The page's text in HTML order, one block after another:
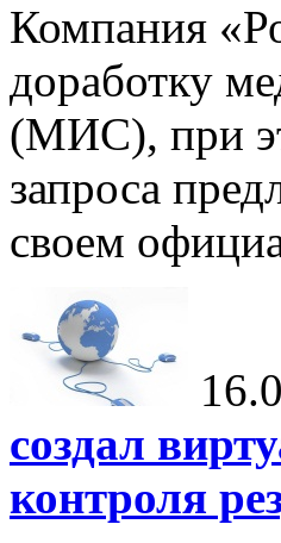
Компания
доработку
(МИС), при
запроса
своем
создал
контроля